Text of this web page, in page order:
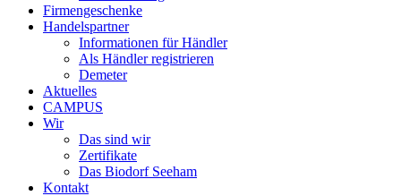
Firmengeschenke
Handelspartner
Informationen für Händler
Als Händler registrieren
Demeter
Aktuelles
CAMPUS
Wir
Das sind wir
Zertifikate
Das Biodorf Seeham
Kontakt